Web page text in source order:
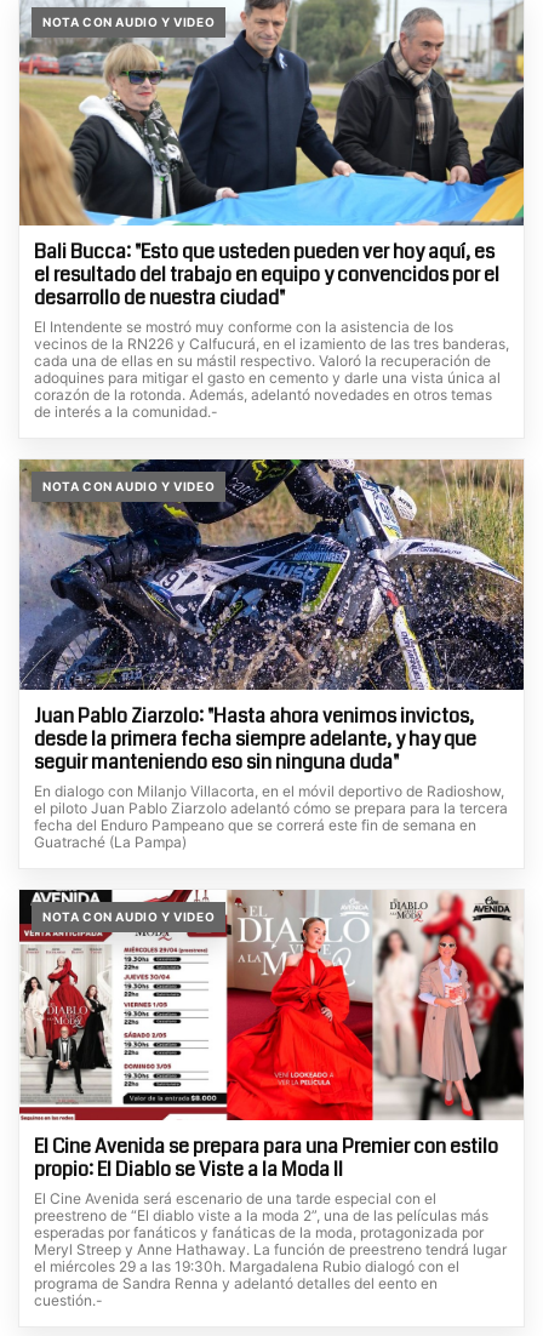
NOTA CON AUDIO Y VIDEO
Bali Bucca: "Esto que usteden pueden ver hoy aquí, es
el resultado del trabajo en equipo y convencidos por el
desarrollo de nuestra ciudad"
El Intendente se mostró muy conforme con la asistencia de los
vecinos de la RN226 y Calfucurá, en el izamiento de las tres banderas,
cada una de ellas en su mástil respectivo. Valoró la recuperación de
adoquines para mitigar el gasto en cemento y darle una vista única al
corazón de la rotonda. Además, adelantó novedades en otros temas
de interés a la comunidad.-
NOTA CON AUDIO Y VIDEO
Juan Pablo Ziarzolo: "Hasta ahora venimos invictos,
desde la primera fecha siempre adelante, y hay que
seguir manteniendo eso sin ninguna duda"
En dialogo con Milanjo Villacorta, en el móvil deportivo de Radioshow,
el piloto Juan Pablo Ziarzolo adelantó cómo se prepara para la tercera
fecha del Enduro Pampeano que se correrá este fin de semana en
Guatraché (La Pampa)
NOTA CON AUDIO Y VIDEO
El Cine Avenida se prepara para una Premier con estilo
propio: El Diablo se Viste a la Moda II
El Cine Avenida será escenario de una tarde especial con el
preestreno de “El diablo viste a la moda 2”, una de las películas más
esperadas por fanáticos y fanáticas de la moda, protagonizada por
Meryl Streep y Anne Hathaway. La función de preestreno tendrá lugar
el miércoles 29 a las 19:30h. Margadalena Rubio dialogó con el
programa de Sandra Renna y adelantó detalles del eento en
cuestión.-